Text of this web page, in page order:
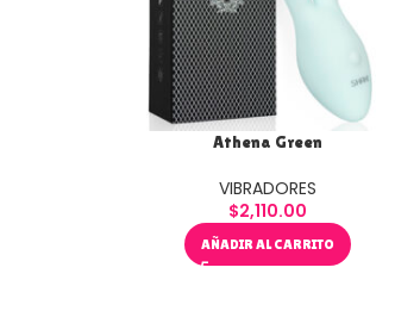
Athena Green
VIBRADORES
$2,110.00
AÑADIR AL CARRITO